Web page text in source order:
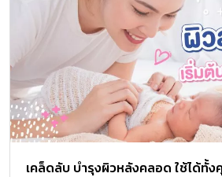
เคล็ดลับ บำรุงผิวหลังคลอด ใช้ได้ทั้